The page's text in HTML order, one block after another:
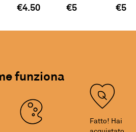
€4.50 €5 €5
funziona
Fatto! Hai